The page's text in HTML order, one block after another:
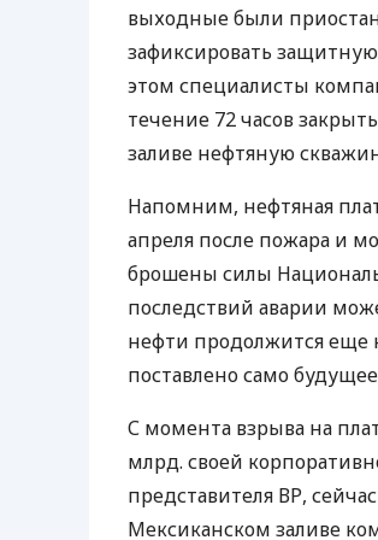
выходные были
зафиксировать
этом специалисты
течение 72 часов
заливе нефтяную
Напомним, нефтяная
апреля после пожара и
брошены силы
последствий аварии
нефти продолжится еще
поставлено само будущее
С момента взрыва на
млрд. своей
представителя ВР,
Мексиканском заливе